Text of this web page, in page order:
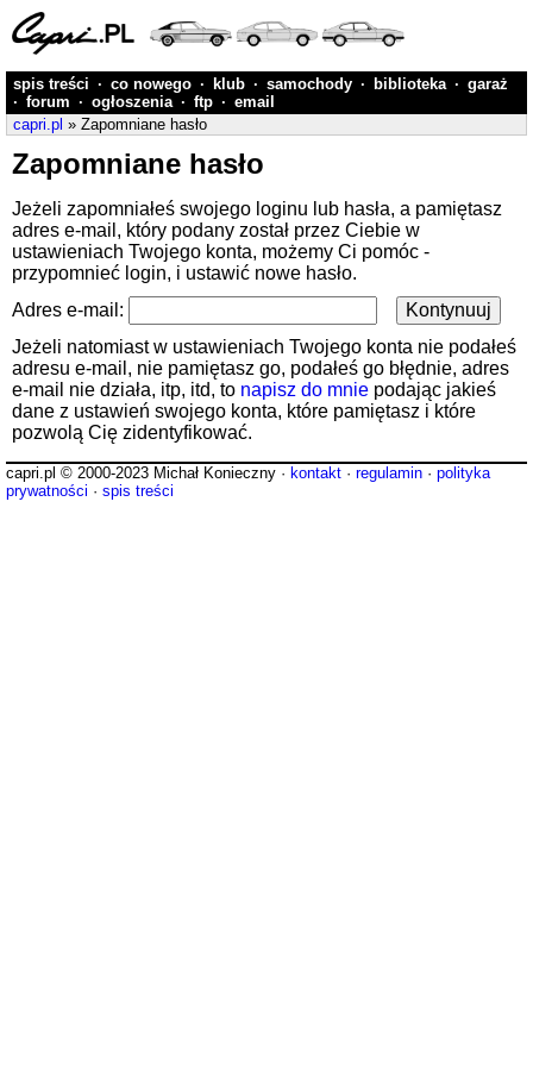
spis treści · co nowego · klub · samochody · biblioteka · garaż
· forum · ogłoszenia · ftp · email
capri.pl » Zapomniane hasło
Zapomniane hasło
Jeżeli zapomniałeś swojego loginu lub hasła, a pamiętasz
adres e-mail, który podany został przez Ciebie w
ustawieniach Twojego konta, możemy Ci pomóc -
przypomnieć login, i ustawić nowe hasło.
Adres e-mail:
Jeżeli natomiast w ustawieniach Twojego konta nie podałeś
adresu e-mail, nie pamiętasz go, podałeś go błędnie, adres
e-mail nie działa, itp, itd, to napisz do mnie podając jakieś
dane z ustawień swojego konta, które pamiętasz i które
pozwolą Cię zidentyfikować.
capri.pl © 2000-2023 Michał Konieczny · kontakt · regulamin · polityka
prywatności · spis treści